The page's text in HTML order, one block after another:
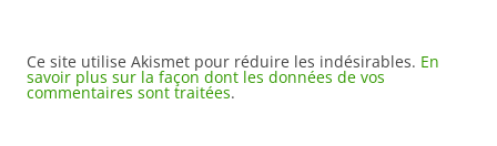
Ce site utilise Akismet pour réduire les indésirables. En
savoir plus sur la façon dont les données de vos
commentaires sont traitées.